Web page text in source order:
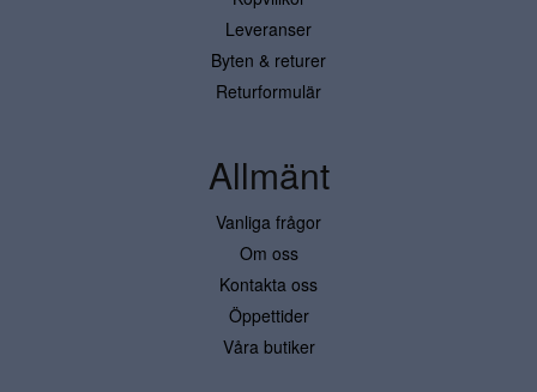
Leveranser
Byten & returer
Returformulär
Allmänt
Vanliga frågor
Om oss
Kontakta oss
Öppettider
Våra butiker